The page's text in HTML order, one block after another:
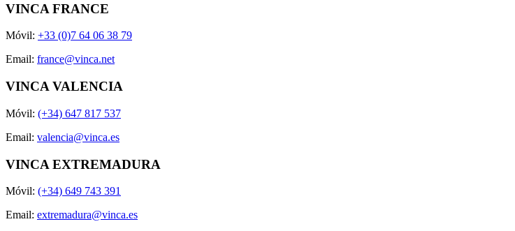
VINCA FRANCE
Móvil: +33 (0)7 64 06 38 79
Email: france@vinca.net
VINCA VALENCIA
Móvil: (+34) 647 817 537
Email: valencia@vinca.es
VINCA EXTREMADURA
Móvil: (+34) 649 743 391
Email: extremadura@vinca.es